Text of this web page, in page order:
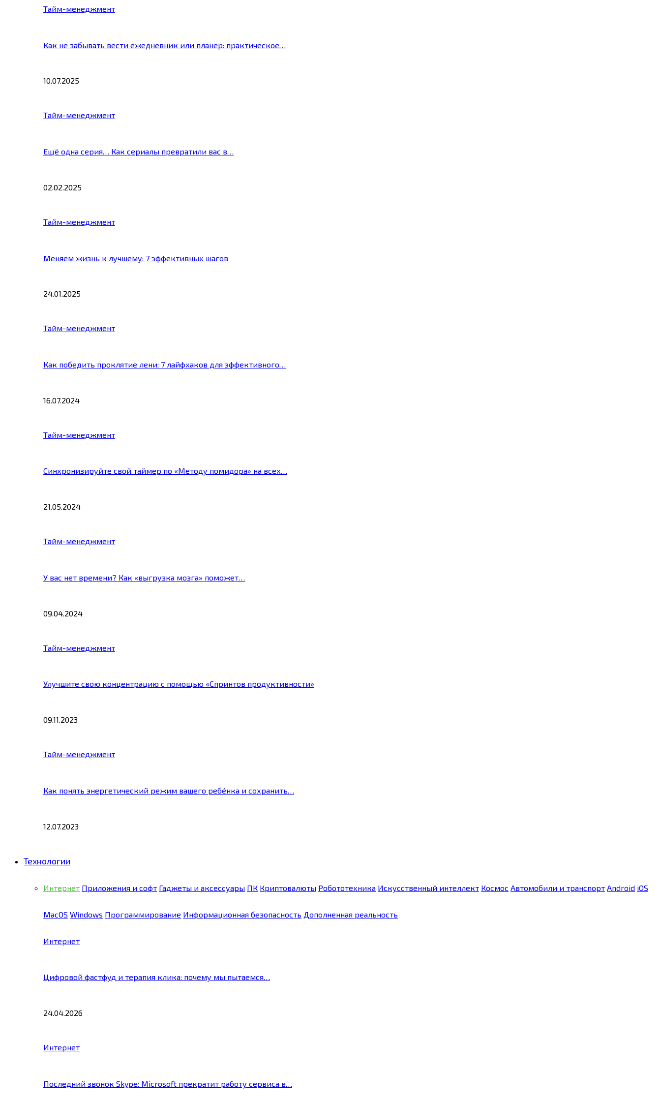
Тайм-менеджмент
Как не забывать вести ежедневник или планер: практическое…
10.07.2025
Тайм-менеджмент
Ещё одна серия… Как сериалы превратили вас в…
02.02.2025
Тайм-менеджмент
Меняем жизнь к лучшему: 7 эффективных шагов
24.01.2025
Тайм-менеджмент
Как победить проклятие лени: 7 лайфхаков для эффективного…
16.07.2024
Тайм-менеджмент
Синхронизируйте свой таймер по «Методу помидора» на всех…
21.05.2024
Тайм-менеджмент
У вас нет времени? Как «выгрузка мозга» поможет…
09.04.2024
Тайм-менеджмент
Улучшите свою концентрацию с помощью «Спринтов продуктивности»
09.11.2023
Тайм-менеджмент
Как понять энергетический режим вашего ребёнка и сохранить…
12.07.2023
Технологии
Интернет Приложения и софт Гаджеты и аксессуары ПК Криптовалюты Робототехника Искусственный интеллект Космос Автомобили и транспорт Android iOS
MacOS Windows Программирование Информационная безопасность Дополненная реальность
Интернет
Цифровой фастфуд и терапия клика: почему мы пытаемся…
24.04.2026
Интернет
Последний звонок Skype: Microsoft прекратит работу сервиса в…